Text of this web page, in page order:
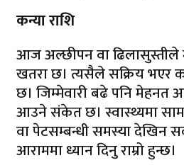
कन्या राशि
आज अल्छीपन वा ढिलासुस्तीले
खतरा छ। त्यसैले सक्रिय भएर
छ। जिम्मेवारी बढे पनि मेहनत
आउने संकेत छ। स्वास्थ्यमा
वा पेटसम्बन्धी समस्या देखिन
आराममा ध्यान दिनु राम्रो हुन्छ।